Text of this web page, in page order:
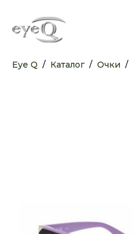
Eye Q / Каталог/ Очки /